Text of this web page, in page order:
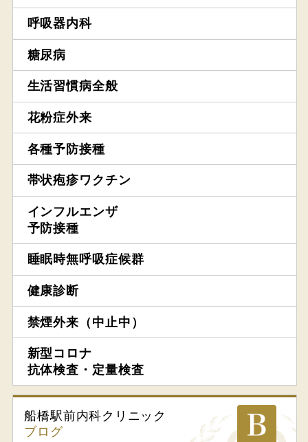
呼吸器内科
糖尿病
生活習慣病全般
花粉症外来
各種予防接種
帯状疱疹ワクチン
インフルエンザ
予防接種
睡眠時無呼吸症候群
健康診断
禁煙外来（中止中）
新型コロナ
抗体検査・定量検査
船橋駅前内科クリニック
ブログ